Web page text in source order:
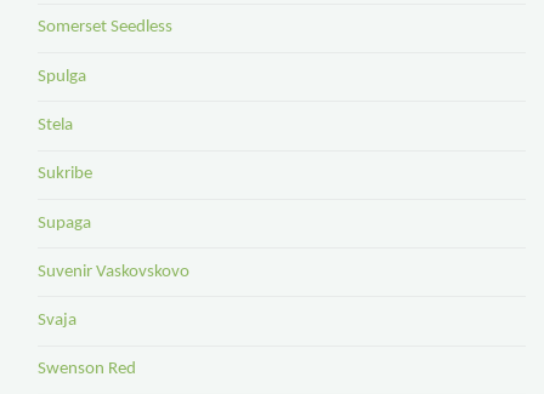
Somerset Seedless
Spulga
Stela
Sukribe
Supaga
Suvenir Vaskovskovo
Svaja
Swenson Red